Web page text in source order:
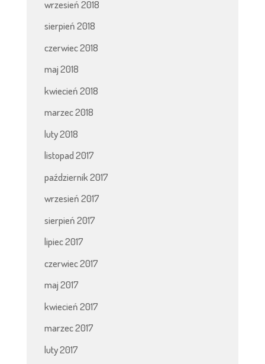
wrzesień 2018
sierpień 2018
czerwiec 2018
maj 2018
kwiecień 2018
marzec 2018
luty 2018
listopad 2017
październik 2017
wrzesień 2017
sierpień 2017
lipiec 2017
czerwiec 2017
maj 2017
kwiecień 2017
marzec 2017
luty 2017